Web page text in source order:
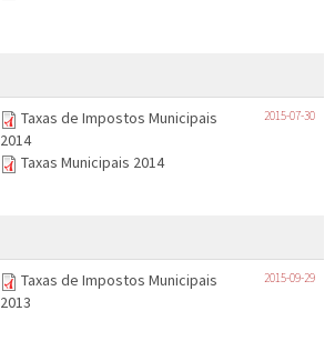
Taxas de Impostos Municipais
2014
Taxas Municipais 2014
2015-07-30
Taxas de Impostos Municipais
2013
2015-09-29